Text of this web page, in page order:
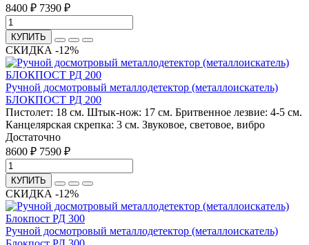
8400 ₽ 7390 ₽
КУПИТЬ
СКИДКА -12%
Ручной досмотровый металлодетектор (металлоискатель)
БЛОКПОСТ РД 200
Пистолет: 18 см. Штык-нож: 17 см. Бритвенное лезвие: 4-5 см.
Канцелярская скрепка: 3 см. Звуковое, световое, вибро
Достаточно
8600 ₽ 7590 ₽
КУПИТЬ
СКИДКА -12%
Ручной досмотровый металлодетектор (металлоискатель)